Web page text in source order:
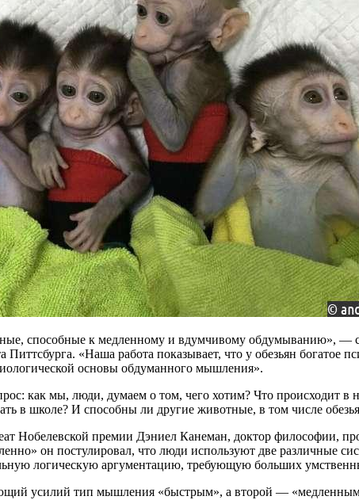
способные к медленному и вдумчивому обдумыванию», —
«Наша работа показывает, что у обезьян богатое
основы обдуманного мышления».
как мы, люди, думаем о том, чего хотим? Что происходит
в школе? И способны ли другие животные, в том числе
Нобелевской премии Дэниел Канеман, доктор философии,
он постулировал, что люди используют две различные
логическую аргументацию, требующую больших
усилий тип мышления «быстрым», а второй —